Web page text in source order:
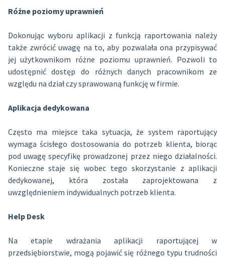
Różne poziomy uprawnień
Dokonując wyboru aplikacji z funkcją raportowania należy
także zwrócić uwagę na to, aby pozwalała ona przypisywać
jej użytkownikom różne poziomu uprawnień. Pozwoli to
udostępnić dostęp do różnych danych pracownikom ze
względu na dział czy sprawowaną funkcję w firmie.
Aplikacja dedykowana
Często ma miejsce taka sytuacja, że system raportujący
wymaga ścisłego dostosowania do potrzeb klienta, biorąc
pod uwagę specyfikę prowadzonej przez niego działalności.
Konieczne staje się wobec tego skorzystanie z aplikacji
dedykowanej, która została zaprojektowana z
uwzględnieniem indywidualnych potrzeb klienta.
Help Desk
Na etapie wdrażania aplikacji raportującej w
przedsiębiorstwie, mogą pojawić się różnego typu trudności